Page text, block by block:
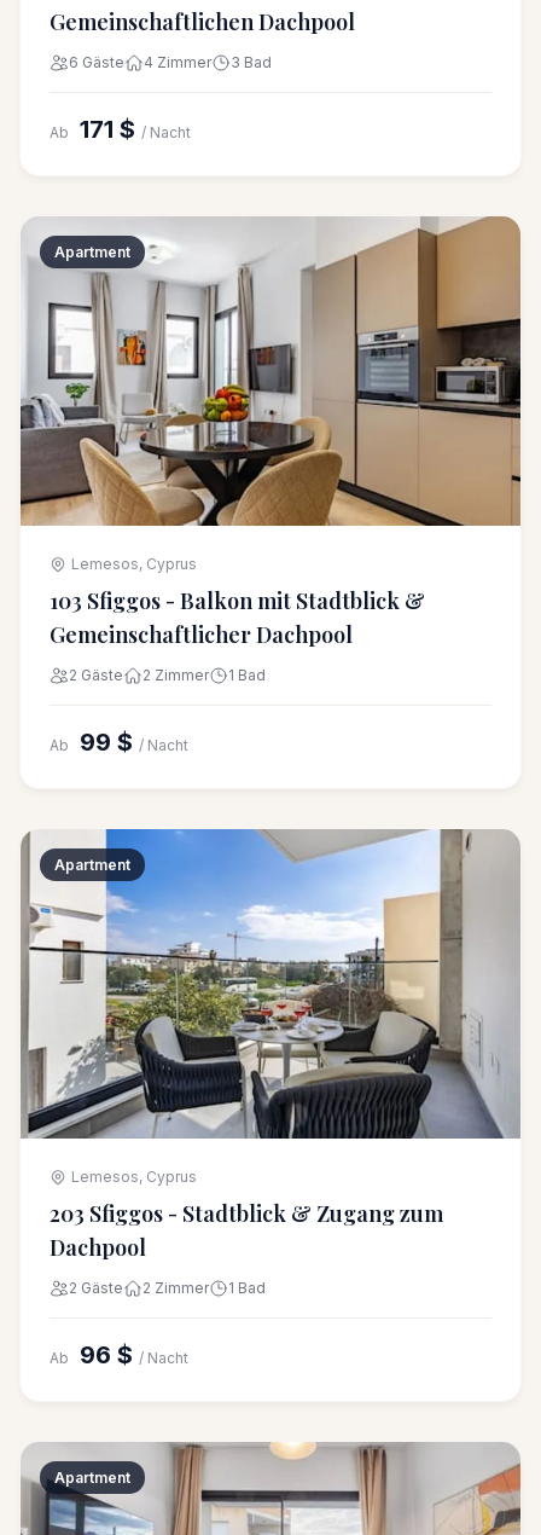
Gemeinschaftlichen Dachpool
6 Gäste 4 Zimmer 3 Bad
Ab 171 $ / Nacht
Apartment
Lemesos, Cyprus
103 Sfiggos - Balkon mit Stadtblick &
Gemeinschaftlicher Dachpool
2 Gäste 2 Zimmer 1 Bad
Ab 99 $ / Nacht
Apartment
Lemesos, Cyprus
203 Sfiggos - Stadtblick & Zugang zum
Dachpool
2 Gäste 2 Zimmer 1 Bad
Ab 96 $ / Nacht
Apartment